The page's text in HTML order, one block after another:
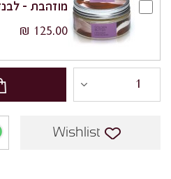
מוזהבת -
125.00 ₪
Wishlist